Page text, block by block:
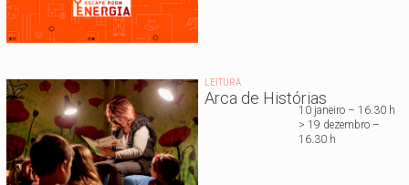
LEITURA
Arca de Histórias
10 janeiro – 16.30 h
> 19 dezembro –
16.30 h